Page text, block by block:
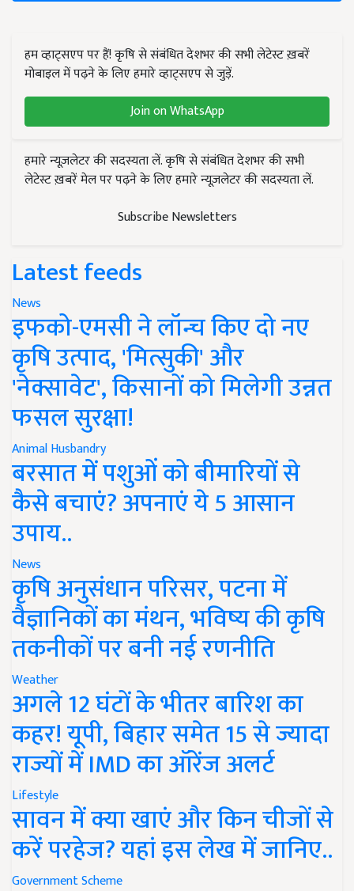
हम व्हाट्सएप पर हैं! कृषि से संबंधित देशभर की सभी लेटेस्ट ख़बरें
मोबाइल में पढ़ने के लिए हमारे व्हाट्सएप से जुड़ें.
Join on WhatsApp
हमारे न्यूज़लेटर की सदस्यता लें. कृषि से संबंधित देशभर की सभी
लेटेस्ट ख़बरें मेल पर पढ़ने के लिए हमारे न्यूज़लेटर की सदस्यता लें.
Subscribe Newsletters
Latest feeds
News
इफको-एमसी ने लॉन्च किए दो नए
कृषि उत्पाद, 'मित्सुकी' और
'नेक्सावेट', किसानों को मिलेगी उन्नत
फसल सुरक्षा!
Animal Husbandry
बरसात में पशुओं को बीमारियों से
कैसे बचाएं? अपनाएं ये 5 आसान
उपाय..
News
कृषि अनुसंधान परिसर, पटना में
वैज्ञानिकों का मंथन, भविष्य की कृषि
तकनीकों पर बनी नई रणनीति
Weather
अगले 12 घंटों के भीतर बारिश का
कहर! यूपी, बिहार समेत 15 से ज्यादा
राज्यों में IMD का ऑरेंज अलर्ट
Lifestyle
सावन में क्या खाएं और किन चीजों से
करें परहेज? यहां इस लेख में जानिए..
Government Scheme